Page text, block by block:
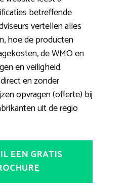
betreffende
vertellen alles
hoe de producten
de WMO en
en veiligheid.
en zonder
opvragen (offerte) bij
uit de regio
EEN GRATIS